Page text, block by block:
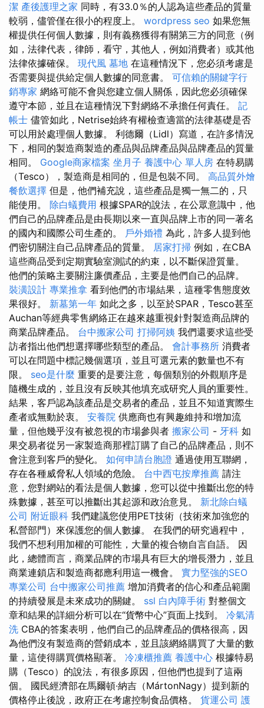
潔 產後護理之家 同時，有33.0％的人認為這些產品的質量
較弱，儘管僅在很小的程度上。 wordpress seo 如果您無
權提供任何個人數據，則有義務獲得有關第三方的同意（例
如，法律代表，律師，看守，其他人，例如消費者）或其他
法律依據確保。 現代風 墓地 在這種情況下，您必須考慮是
否需要與提供給定個人數據的同意書。 可信賴的關鍵字行
銷專家 網絡可能不會與您建立個人關係，因此您必須確保
遵守本節，並且在這種情況下對網絡不承擔任何責任。 記
帳士 儘管如此，Netrise始終有權檢查適當的法律基礎是否
可以用於處理個人數據。 利德爾（Lidl）寫道，在許多情況
下，相同的製造商製造的產品與品牌產品與品牌產品的質量
相同。 Google商家檔案 坐月子 養護中心 單人房 在特易購
（Tesco），製造商是相同的，但是包裝不同。 高品質外燴
餐飲選擇 但是，他們補充說，這些產品是獨一無二的，只
能使用。 除白蟻費用 根據SPAR的說法，在公眾意識中，他
們自己的品牌產品是由長期以來一直與品牌上市的同一著名
的國內和國際公司生產的。 戶外婚禮 為此，許多人提到他
們密切關注自己品牌產品的質量。 居家打掃 例如，在CBA
這些商品受到定期實驗室測試的約束，以不斷保證質量。
他們的策略主要關注廉價產品，主要是他們自己的品牌。
裝潢設計 專業推拿 看到他們的市場結果，這種零售態度效
果很好。 新墓第一年 如此之多，以至於SPAR，Tesco甚至
Auchan等經典零售網絡正在越來越重視針對製造商品牌的
商業品牌產品。 台中搬家公司 打掃阿姨 我們還要求這些受
訪者指出他們想選擇哪些類型的產品。 會計事務所 消費者
可以在問題中標記幾個選項，並且可選元素的數量也不有
限。 seo是什麼 重要的是要注意，每個類別的外觀順序是
隨機生成的，並且沒有反映其他填充或研究人員的重要性。
結果，客戶認為該產品是交易者的產品，並且不知道實際生
產者或無動於衷。 安養院 供應商也有興趣維持和增加流
量，但他幾乎沒有被忽視的市場參與者 搬家公司 - 牙科 如
果交易者從另一家製造商那裡訂購了自己的品牌產品，則不
會注意到客戶的變化。 如何申請台胞證 通過使用互聯網，
存在各種威脅私人領域的危險。 台中西屯按摩推薦 請注
意，您對網站的看法是個人數據，您可以從中推斷出您的特
殊數據，甚至可以推斷出其起源和政治意見。 新北除白蟻
公司 附近眼科 我們建議您使用PET技術（技術來加強您的
私營部門）來保護您的個人數據。 在我們的研究過程中，
我們不想利用加權的可能性，大量的複合物自言自語。 因
此，總體而言，商業品牌的市場具有巨大的增長潛力，並且
商業連鎖店和製造商都應利用這一機會。 實力堅強的SEO
專業公司 台中搬家公司推薦 增加消費者的信心和產品範圍
的持續發展是未來成功的關鍵。 ssl 白內障手術 對整個文
章和結果的詳細分析可以在“貨幣中心”頁面上找到。 冷氣清
洗 CBA的答案表明，他們自己的品牌產品的價格很高，因
為他們沒有製造商的營銷成本，並且該網絡購買了大量的數
量，這使得購買價格顯著。 冷凍櫃推薦 養護中心 根據特易
購（Tesco）的說法，有很多原因，但他們也提到了這兩
個。 國民經濟部在馬爾頓·納吉（MártonNagy）提到新的
價格停止後說，政府正在考慮控制食品價格。 貨運公司 護